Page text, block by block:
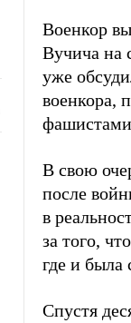
Военкор
Вучича на
уже
военкора,
фашистами
В свою
после
в
за того,
где и была
Спустя